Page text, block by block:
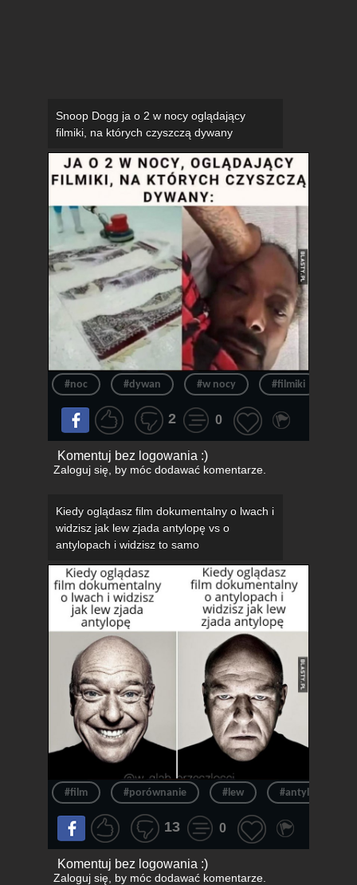
Snoop Dogg ja o 2 w nocy oglądający
filmiki, na których czyszczą dywany
#noc #dywan #w nocy #filmiki
2 0
Komentuj bez logowania :)
Zaloguj się, by móc dodawać komentarze.
Kiedy oglądasz film dokumentalny o lwach i
widzisz jak lew zjada antylopę vs o
antylopach i widzisz to samo
#film #porównanie #lew #antylopa
13 0
Komentuj bez logowania :)
Zaloguj się, by móc dodawać komentarze.